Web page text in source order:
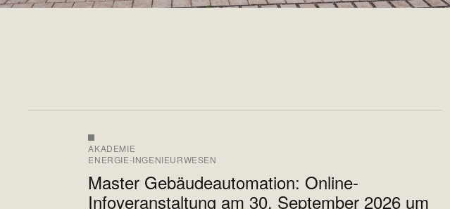
AKADEMIE
ENERGIE-INGENIEURWESEN
Master Gebäudeautomation: Online-
Infoveranstaltung am 30. September 2026 um